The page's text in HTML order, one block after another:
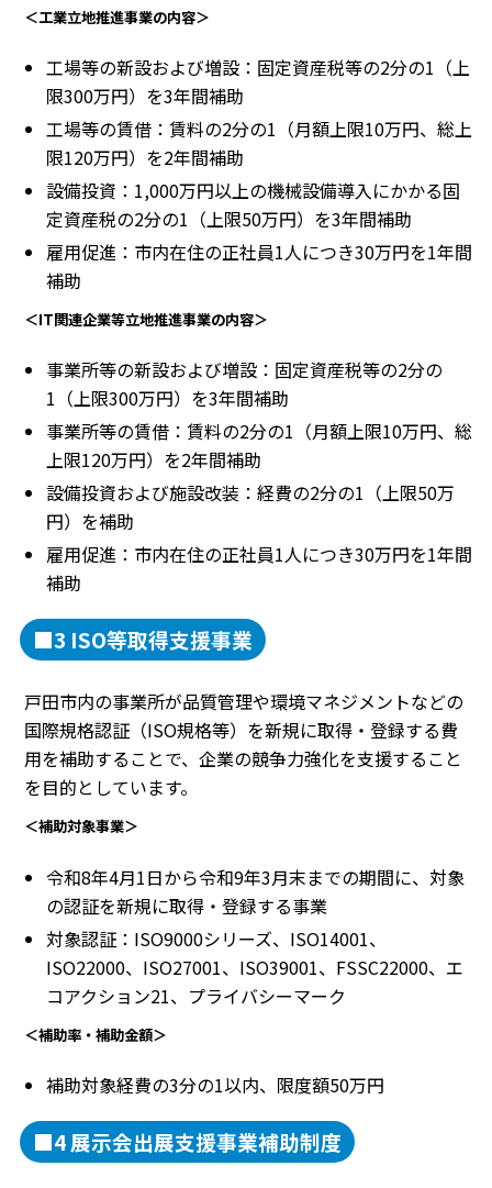
＜工業立地推進事業の内容＞
工場等の新設および増設：固定資産税等の2分の1（上
限300万円）を3年間補助
工場等の賃借：賃料の2分の1（月額上限10万円、総上
限120万円）を2年間補助
設備投資：1,000万円以上の機械設備導入にかかる固
定資産税の2分の1（上限50万円）を3年間補助
雇用促進：市内在住の正社員1人につき30万円を1年間
補助
＜IT関連企業等立地推進事業の内容＞
事業所等の新設および増設：固定資産税等の2分の
1（上限300万円）を3年間補助
事業所等の賃借：賃料の2分の1（月額上限10万円、総
上限120万円）を2年間補助
設備投資および施設改装：経費の2分の1（上限50万
円）を補助
雇用促進：市内在住の正社員1人につき30万円を1年間
補助
■3 ISO等取得支援事業
戸田市内の事業所が品質管理や環境マネジメントなどの
国際規格認証（ISO規格等）を新規に取得・登録する費
用を補助することで、企業の競争力強化を支援すること
を目的としています。
＜補助対象事業＞
令和8年4月1日から令和9年3月末までの期間に、対象
の認証を新規に取得・登録する事業
対象認証：ISO9000シリーズ、ISO14001、
ISO22000、ISO27001、ISO39001、FSSC22000、エ
コアクション21、プライバシーマーク
＜補助率・補助金額＞
補助対象経費の3分の1以内、限度額50万円
■4 展示会出展支援事業補助制度